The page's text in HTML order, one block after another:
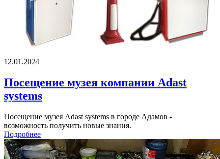
12.01.2024
Посещение музея компании Adast
systems
Посещение музея Adast systems в городе Адамов -
возможность получить новые знания.
Подробнее